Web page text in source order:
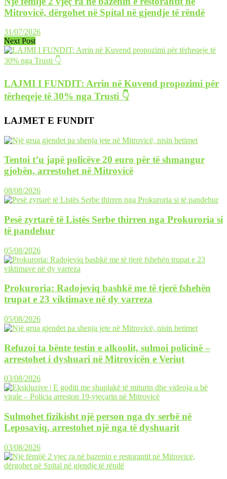
Mitrovicë, dërgohet në Spital në gjendje të rëndë
31/07/2026
Next Post
LAJMI I FUNDIT: Arrin në Kuvend propozimi për
tërheqeje të 30% nga Trusti 👇
LAJMET E FUNDIT
Tentoi t’u japë policëve 20 euro për të shmangur
gjobën, arrestohet në Mitrovicë
08/08/2026
Pesë zyrtarë të Listës Serbe thirren nga Prokuroria si
të pandehur
05/08/2026
Prokuroria: Radojeviq bashkë me të tjerë fshehën
trupat e 23 viktimave në dy varreza
05/08/2026
Refuzoi ta bënte testin e alkoolit, sulmoi policinë –
arrestohet i dyshuari në Mitrovicën e Veriut
03/08/2026
Sulmohet fizikisht një person nga dy serbë në
Leposaviq, arrestohet një nga të dyshuarit
03/08/2026